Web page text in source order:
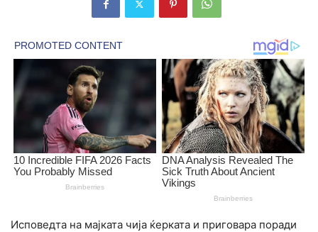
Исповедта на мајката чија ќерката и приговара поради